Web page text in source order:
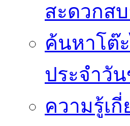
สะดวกส
ค้นหาโต๊
ประจำวั
ความรู้เ